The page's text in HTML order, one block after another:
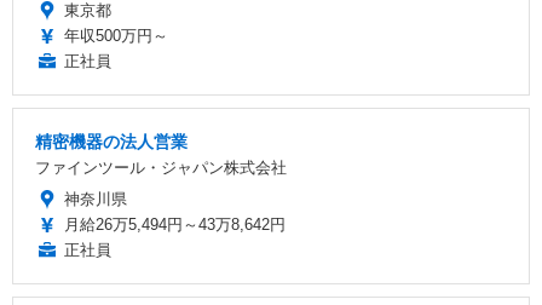
東京都
年収500万円～
正社員
精密機器の法人営業
ファインツール・ジャパン株式会社
神奈川県
月給26万5,494円～43万8,642円
正社員